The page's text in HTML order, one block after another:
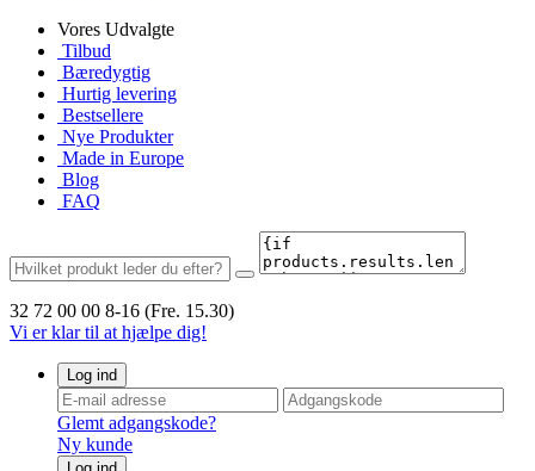
Vores Udvalgte
Tilbud
Bæredygtig
Hurtig levering
Bestsellere
Nye Produkter
Made in Europe
Blog
FAQ
32 72 00 00 8-16 (Fre. 15.30)
Vi er klar til at hjælpe dig!
Log ind
Glemt adgangskode?
Ny kunde